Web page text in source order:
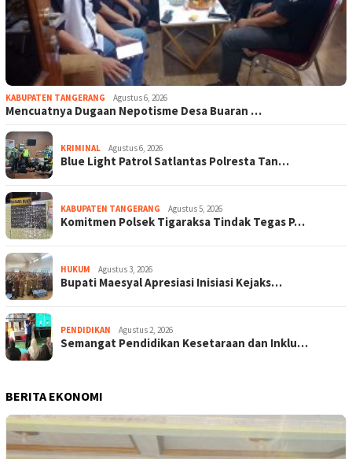
KABUPATEN TANGERANG Agustus 6, 2026
Mencuatnya Dugaan Nepotisme Desa Buaran …
KRIMINAL Agustus 6, 2026
Blue Light Patrol Satlantas Polresta Tan…
KABUPATEN TANGERANG Agustus 5, 2026
Komitmen Polsek Tigaraksa Tindak Tegas P…
HUKUM Agustus 3, 2026
Bupati Maesyal Apresiasi Inisiasi Kejaks…
PENDIDIKAN Agustus 2, 2026
Semangat Pendidikan Kesetaraan dan Inklu…
BERITA EKONOMI